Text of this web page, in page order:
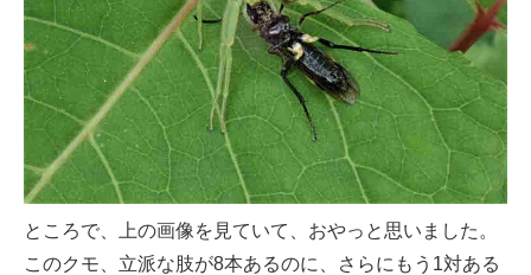
ところで、上の画像を見ていて、おやっと思いました。
このクモ、立派な肢が8本あるのに、さらにもう1対ある